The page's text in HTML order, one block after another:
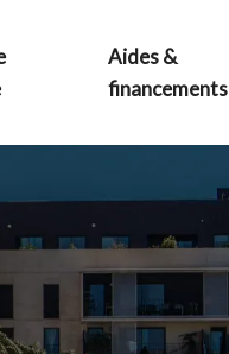
Aides &
financements